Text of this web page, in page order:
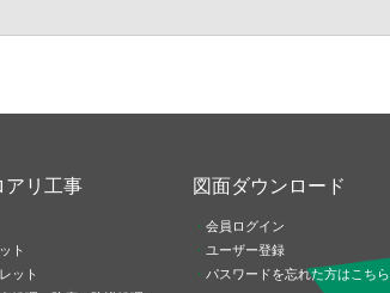
アリ工事
ト
ット
図面ダウンロード
会員ログイン
ユーザー登録
パスワードを忘れた方はこちら